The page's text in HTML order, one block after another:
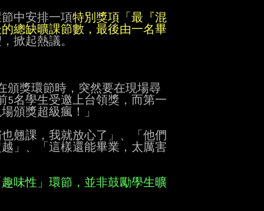
中安排一項
掀起熱議。
頒獎環節時，突然要在現場尋
5名學生受邀上台領獎，而第一
頒獎超級瘋！」
翹課，我就放心了」、「他們
」、「這樣還能畢業，太厲害